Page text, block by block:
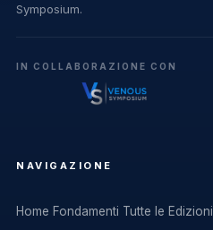
Symposium.
IN COLLABORAZIONE CON
NAVIGAZIONE
Home Fondamenti Tutte le Edizioni